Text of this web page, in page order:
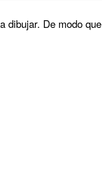
dibujar. De modo que